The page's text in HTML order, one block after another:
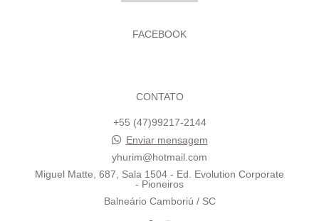
FACEBOOK
CONTATO
+55 (47)99217-2144
Enviar mensagem
yhurim@hotmail.com
Miguel Matte, 687, Sala 1504 - Ed. Evolution Corporate
- Pioneiros
Balneário Camboriú / SC